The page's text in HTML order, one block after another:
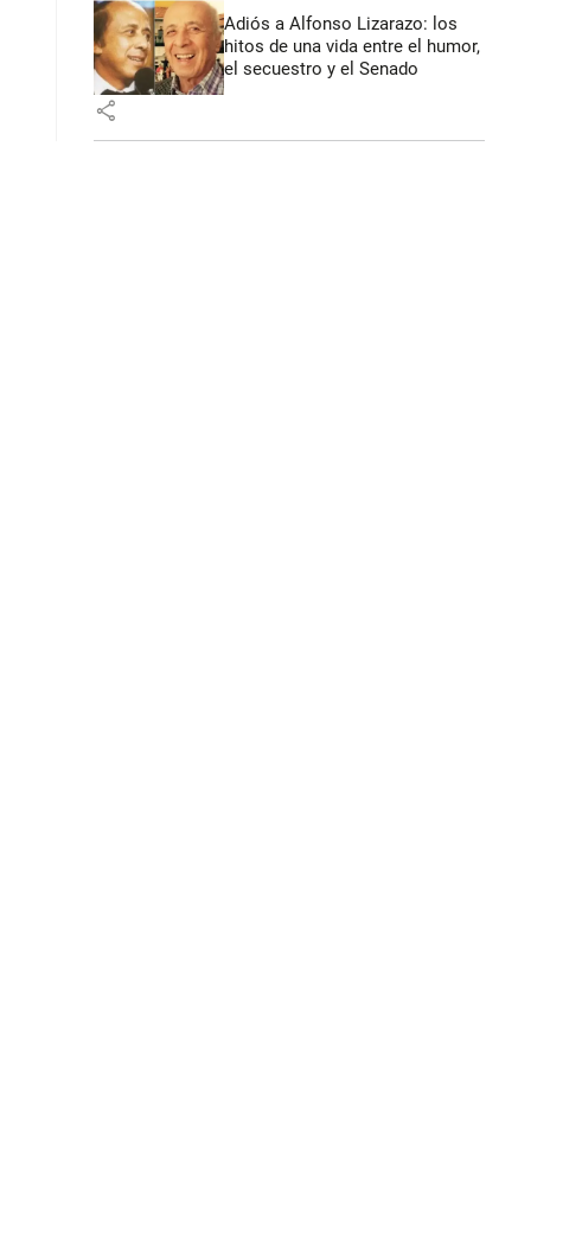
Adiós a Alfonso Lizarazo: los
hitos de una vida entre el humor,
el secuestro y el Senado
share